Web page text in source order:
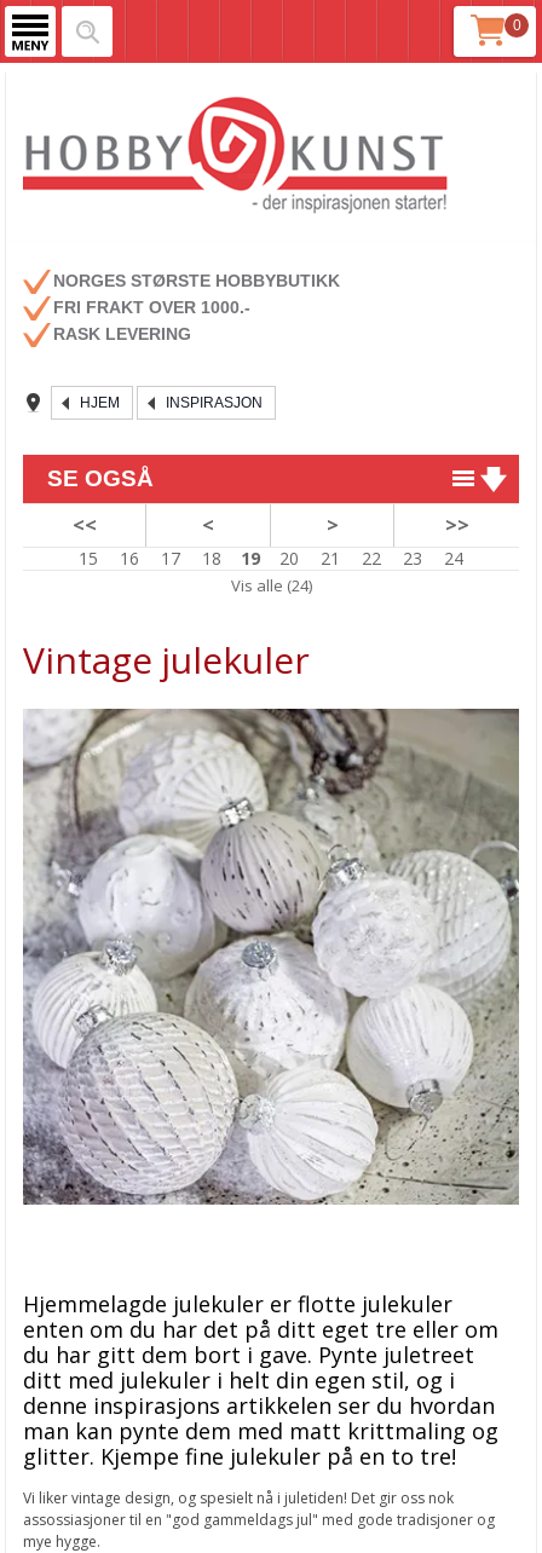
0
NORGES STØRSTE HOBBYBUTIKK
FRI FRAKT OVER 1000.-
RASK LEVERING
HJEM INSPIRASJON
SE OGSÅ
Gratis strikkeoppskrift
Enkel GAVEINNPAKKING
Gratis STRIKKEOPPSKRIFT julekuler
Kreative barn på Rasta SFO
Heklet engel
NY GARNKVALITET
Copic FARGELEGGINGSKURS hos HOBBYKUNST
NY GRATIS KLUTEOPPSKRIFT
<< < > >>
15 16 17 18 19 20 21 22 23 24
Vis alle (24)
Vintage julekuler
Hjemmelagde julekuler er flotte julekuler
enten om du har det på ditt eget tre eller om
du har gitt dem bort i gave. Pynte juletreet
ditt med julekuler i helt din egen stil, og i
denne inspirasjons artikkelen ser du hvordan
man kan pynte dem med matt krittmaling og
glitter. Kjempe fine julekuler på en to tre!
Vi liker vintage design, og spesielt nå i juletiden! Det gir oss nok
assossiasjoner til en "god gammeldags jul" med gode tradisjoner og
mye hygge.